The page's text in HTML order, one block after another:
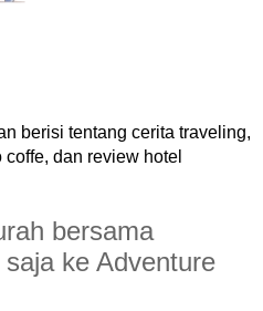
berisi tentang cerita traveling,
dan review hotel
bersama
ke Adventure